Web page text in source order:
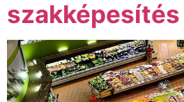
szakképesítés